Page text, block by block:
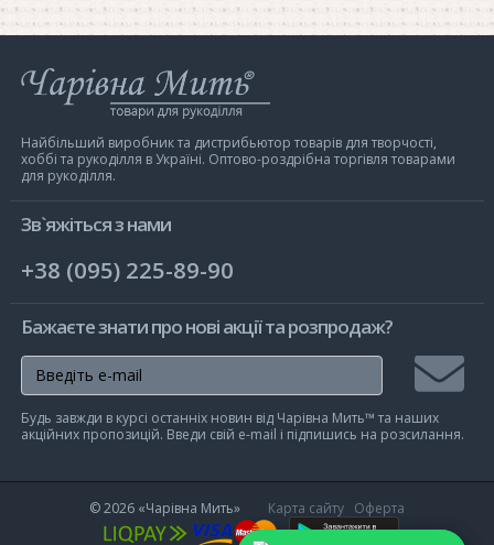
Інтернет-
магазин
Мить
Найбільший виробник та дистрибьютор товарів для творчості,
хоббі та рукоділля в Україні. Оптово-роздрібна торгівля товарами
для рукоділля.
Зв`яжіться з нами
+38 (095) 225-89-90
Бажаєте знати про нові акції та розпродаж?
на
Будь завжди в курсі останніх новин від Чарівна Мить™ та наших
акційних пропозицій. Введи свій e-mail і підпишись на розсилання.
© 2026 «Чарівна Мить» Карта сайту Оферта